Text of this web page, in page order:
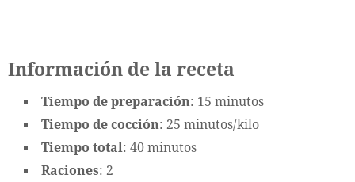
Información de la receta
Tiempo de preparación: 15 minutos
Tiempo de cocción: 25 minutos/kilo
Tiempo total : 40 minutos
Raciones: 2